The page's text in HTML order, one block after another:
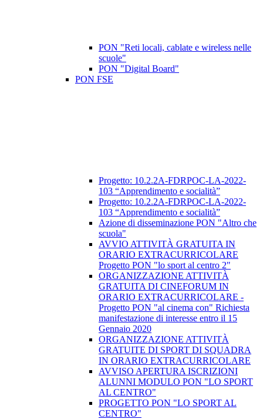
PON "Reti locali, cablate e wireless nelle
scuole"
PON "Digital Board"
PON FSE
​Progetto: 10.2.2A-FDRPOC-LA-2022-
103 “Apprendimento e socialità”
Progetto: 10.2.2A-FDRPOC-LA-2022-
103 “Apprendimento e socialità”
Azione di disseminazione PON "Altro che
scuola"
AVVIO ATTIVITÀ GRATUITA IN
ORARIO EXTRACURRICOLARE
Progetto PON "lo sport al centro 2"
ORGANIZZAZIONE ATTIVITÀ
GRATUITA DI CINEFORUM IN
ORARIO EXTRACURRICOLARE -
Progetto PON "al cinema con" Richiesta
manifestazione di interesse entro il 15
Gennaio 2020
ORGANIZZAZIONE ATTIVITÀ
GRATUITE DI SPORT DI SQUADRA
IN ORARIO EXTRACURRICOLARE
AVVISO APERTURA ISCRIZIONI
ALUNNI MODULO PON "LO SPORT
AL CENTRO"
PROGETTO PON "LO SPORT AL
CENTRO"